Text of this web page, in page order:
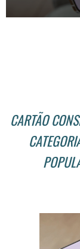
CARTÃO